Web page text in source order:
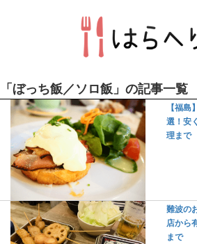
「ぼっち飯／ソロ飯」の記事一覧
【福
選！安
理まで
難波の
店から
まで